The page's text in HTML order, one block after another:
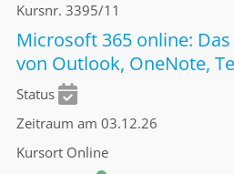
Kursnr. 3395/11
Microsoft 365 online:
von Outlook, OneNote,
Status
Zeitraum am 03.12.26
Kursort Online